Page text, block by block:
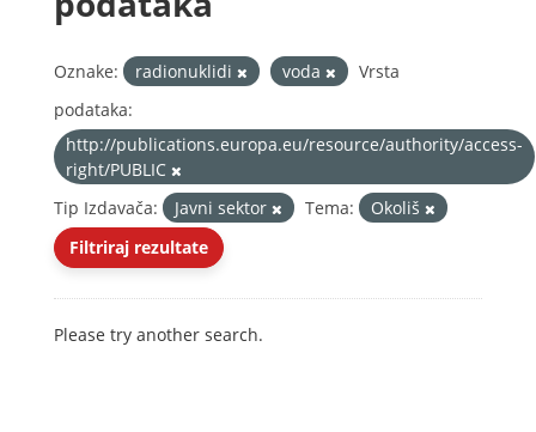
Oznake: radionuklidi voda
Vrsta
podataka:
http://publications.europa.eu/resource/authority/access-
right/PUBLIC
Tip Izdavača:
Javni sektor Tema:
Okoliš
Filtriraj rezultate
Please try another search.